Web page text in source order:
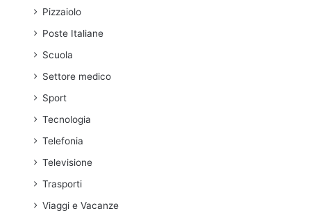
Pizzaiolo
Poste Italiane
Scuola
Settore medico
Sport
Tecnologia
Telefonia
Televisione
Trasporti
Viaggi e Vacanze